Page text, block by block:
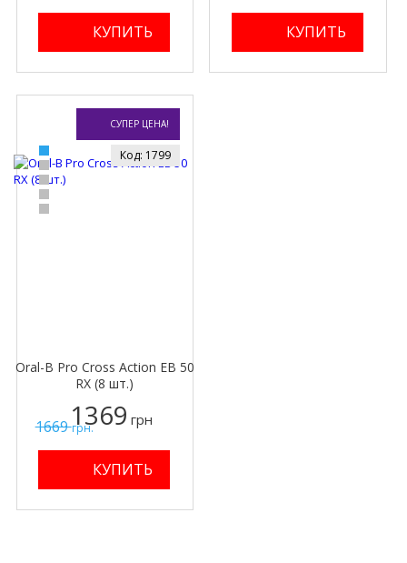
СУПЕР ЦЕНА!
1669грн.
Oral-B Pro Cross Action EB 50
RX (8 шт.)
Код: 1799
1369 грн